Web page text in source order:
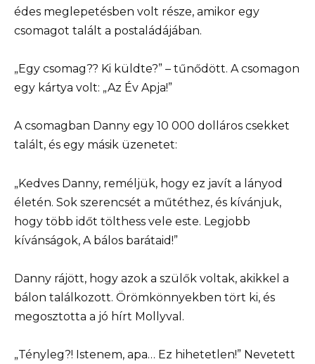
édes meglepetésben volt része, amikor egy
csomagot talált a postaládájában.
„Egy csomag?? Ki küldte?” – tűnődött. A csomagon
egy kártya volt: „Az Év Apja!”
A csomagban Danny egy 10 000 dolláros csekket
talált, és egy másik üzenetet:
„Kedves Danny, reméljük, hogy ez javít a lányod
életén. Sok szerencsét a műtéthez, és kívánjuk,
hogy több időt tölthess vele este. Legjobb
kívánságok, A bálos barátaid!”
Danny rájött, hogy azok a szülők voltak, akikkel a
bálon találkozott. Örömkönnyekben tört ki, és
megosztotta a jó hírt Mollyval.
„Tényleg?! Istenem, apa… Ez hihetetlen!” Nevetett